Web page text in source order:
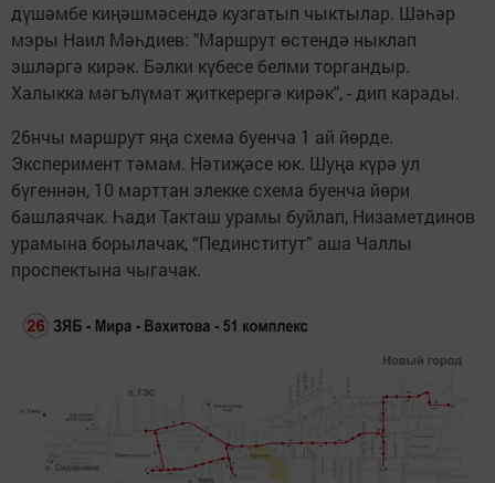
дүшәмбе киңәшмәсендә кузгатып чыктылар. Шәһәр
мэры Наил Мәһдиев: "Маршрут өстендә ныклап
эшләргә кирәк. Бәлки күбесе белми торгандыр.
Халыкка мәгълүмат җиткерергә кирәк", - дип карады.
26нчы маршрут яңа схема буенча 1 ай йөрде.
Эксперимент тәмам. Нәтиҗәсе юк. Шуңа күрә ул
бүгеннән, 10 марттан элекке схема буенча йөри
башлаячак. Һади Такташ урамы буйлап, Низаметдинов
урамына борылачак, “Пединститут” аша Чаллы
проспектына чыгачак.